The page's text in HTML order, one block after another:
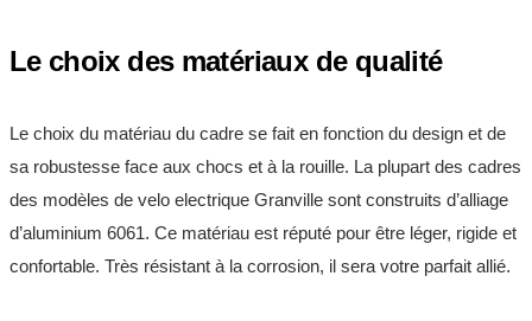
Le choix des matériaux de qualité
Le choix du matériau du cadre se fait en fonction du design et de
sa robustesse face aux chocs et à la rouille. La plupart des cadres
des modèles de velo electrique Granville sont construits d’alliage
d’aluminium 6061. Ce matériau est réputé pour être léger, rigide et
confortable. Très résistant à la corrosion, il sera votre parfait allié.